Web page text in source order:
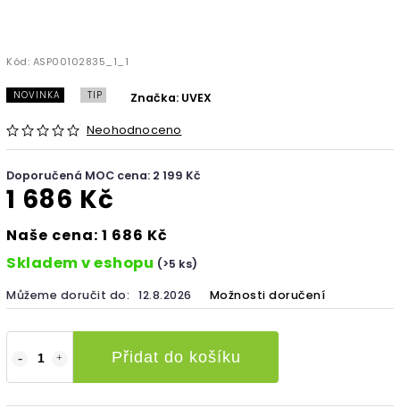
Kód: ASP00102835_1_1
NOVINKA TIP
Neohodnoceno
Značka: UVEX
Doporučená MOC cena: 2 199 Kč
1 686 Kč
Naše cena: 1 686 Kč
Skladem v eshopu (>5 ks)
Můžeme doručit do: 12.8.2026 Možnosti doručení
Přidat do košíku